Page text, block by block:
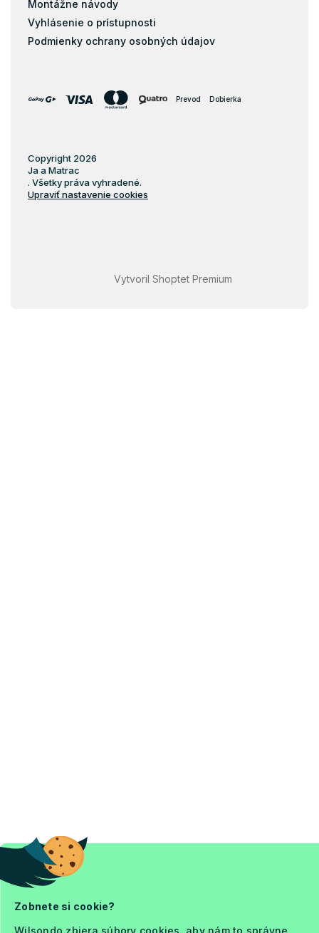
Zobnete si cookie?
Wilsondo zbiera súbory cookies, aby nám to správne
Montážne návody
Vyhlásenie o prístupnosti
Podmienky ochrany osobných údajov
Prevod Dobierka
Vytvoril Shoptet Premium
Copyright 2026
Ja a Matrac
. Všetky práva vyhradené.
Upraviť nastavenie cookies